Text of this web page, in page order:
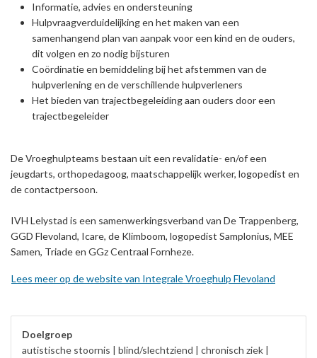
Informatie, advies en ondersteuning
Hulpvraagverduidelijking en het maken van een
samenhangend plan van aanpak voor een kind en de ouders,
dit volgen en zo nodig bijsturen
Coördinatie en bemiddeling bij het afstemmen van de
hulpverlening en de verschillende hulpverleners
Het bieden van trajectbegeleiding aan ouders door een
trajectbegeleider
De Vroeghulpteams bestaan uit een revalidatie- en/of een
jeugdarts, orthopedagoog, maatschappelijk werker, logopedist en
de contactpersoon.
IVH Lelystad is een samenwerkingsverband van De Trappenberg,
GGD Flevoland, Icare, de Klimboom, logopedist Samplonius, MEE
Samen, Triade en GGz Centraal Fornheze.
Lees meer op de website van Integrale Vroeghulp Flevoland
Doelgroep
autistische stoornis | blind/slechtziend | chronisch ziek |